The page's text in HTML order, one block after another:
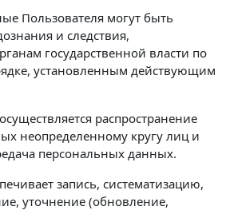
Пользователя могут быть
и следствия,
государственной власти по
установленным действующим
распространение
неопределенному кругу лиц и
персональных данных.
запись, систематизацию,
уточнение (обновление,